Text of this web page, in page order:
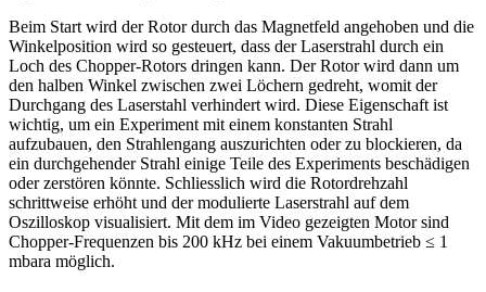
Beim Start wird der Rotor durch das Magnetfeld angehoben und die
Winkelposition wird so gesteuert, dass der Laserstrahl durch ein
Loch des Chopper-Rotors dringen kann. Der Rotor wird dann um
den halben Winkel zwischen zwei Löchern gedreht, womit der
Durchgang des Laserstahl verhindert wird. Diese Eigenschaft ist
wichtig, um ein Experiment mit einem konstanten Strahl
aufzubauen, den Strahlengang auszurichten oder zu blockieren, da
ein durchgehender Strahl einige Teile des Experiments beschädigen
oder zerstören könnte. Schliesslich wird die Rotordrehzahl
schrittweise erhöht und der modulierte Laserstrahl auf dem
Oszilloskop visualisiert. Mit dem im Video gezeigten Motor sind
Chopper-Frequenzen bis 200 kHz bei einem Vakuumbetrieb ≤ 1
mbara möglich.